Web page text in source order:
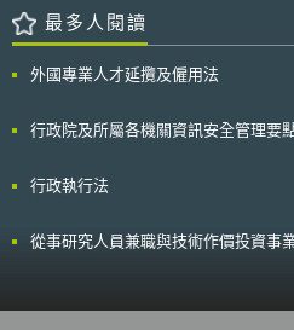
最多人閱讀
外國專業人才延攬及僱用法
行政院及所屬各機關資訊安全管理要
行政執行法
從事研究人員兼職與技術作價投資事